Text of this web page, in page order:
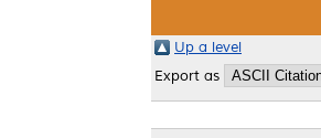
Up a level
Export as